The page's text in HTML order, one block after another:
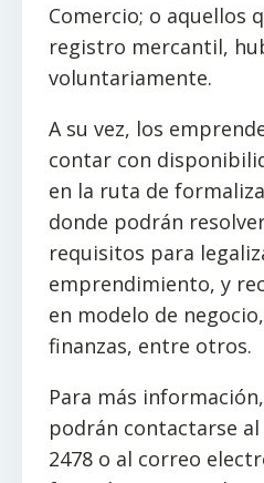
Comercio; o aquellos
registro mercantil,
voluntariamente.
A su vez, los
contar con
en la ruta de
donde podrán
requisitos para
emprendimiento, y
en modelo de
finanzas, entre otros.
Para más
podrán contactarse
2478 o al correo